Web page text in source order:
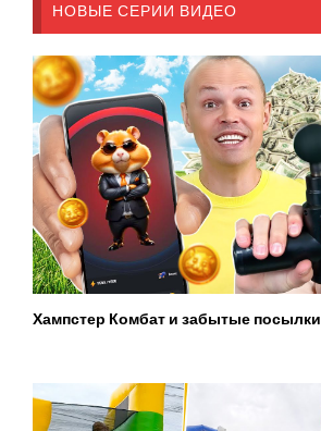
НОВЫЕ СЕРИИ ВИДЕО
Хампстер Комбат и забытые посылки